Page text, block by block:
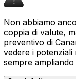
Non abbiamo
coppia di valute,
preventivo di
vedere i
sempre